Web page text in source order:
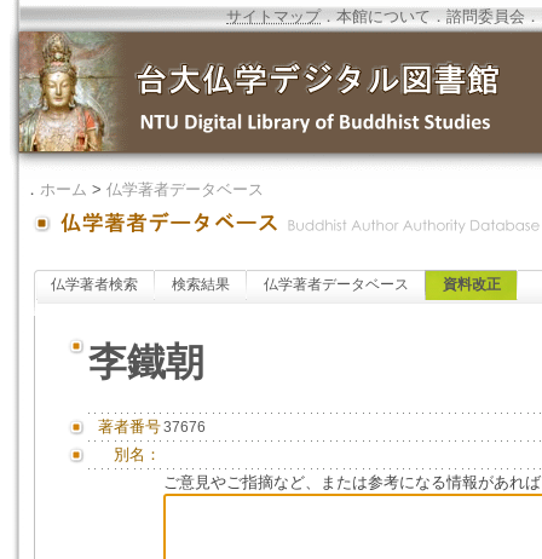
サイトマップ．本館について ．諮問委員会 ．
． ホーム > 仏学著者データベース
仏学著者検索 検索結果 仏学著者データベース 資料改正
李鐵朝
著者番号37676
別名：
ご意見やご指摘など、または参考になる情報があれ